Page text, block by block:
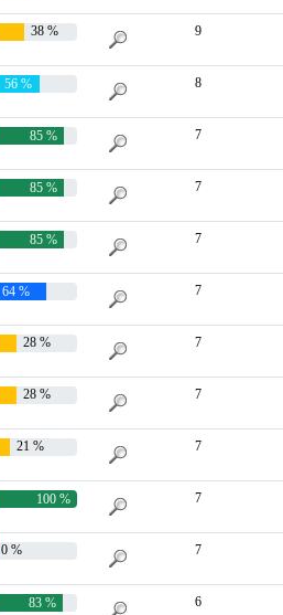
38 % 9
56 % 8
85 % 7
85 % 7
85 % 7
64 % 7
28 % 7
28 % 7
21 % 7
100 % 7
0 % 7
83 % 6